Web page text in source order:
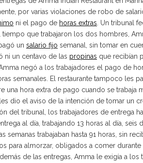
por varias violaciones de robo de
ni el pago de horas extras . Un tribunal
que trabajaron los dos hombres,
un salario fijo semanal, sin tomar en
ni un centavo de las propinas que recibían
negó a los trabajadores el pago de
semanales. El restaurante tampoco les
una hora extra de pago cuando se trabaja
dio el aviso de la intención de tomar un
del tribunal, los trabajadores de entrega
al día, trabajando 13 horas al día, seis
semanas trabajaban hasta 91 horas, sin
para almorzar, obligados a comer durante
de las entregas, Amma le exigía a los